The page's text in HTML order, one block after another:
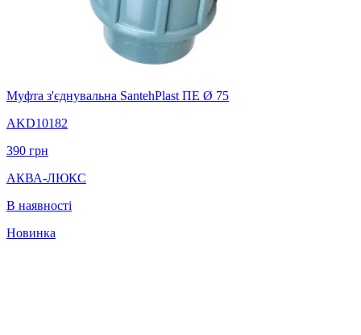
Муфта з'єднувальна SantehPlast ПЕ Ø 75
AKD10182
390 грн
АКВА-ЛЮКС
В наявності
Новинка